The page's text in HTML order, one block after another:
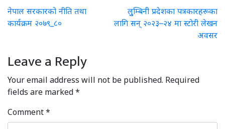
Post
navigation
नेपाल सरकारको नीति तथा
कार्यक्रम २०७९_८०
लुुम्बिनी प्रदेशका पत्रकारहरूका
लागि सन् २०२३–२४ मा स्टोरी लेखन
अवसर
Leave a Reply
Your email address will not be published. Required
fields are marked*
Comment*